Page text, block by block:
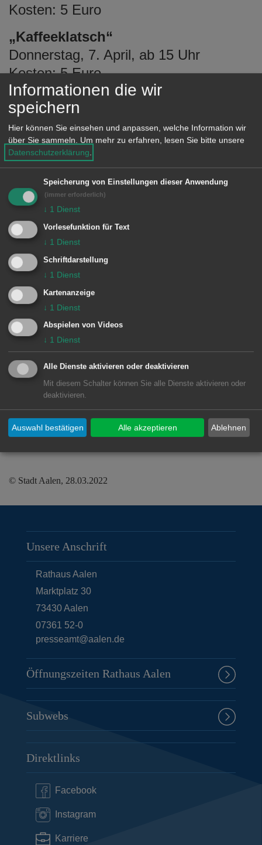
Kosten: 5 Euro
„Kaffeeklatsch“
Donnerstag, 7. April, ab 15 Uhr
Kosten: 5 Euro
„Gemeinsamer Mittagstisch“
Dienstag, 12. April, ab 12 Uhr
Kosten: 6 Euro
Spielnachmittag für Spielfreudige
jeglichen Alters
Montag, 11. April, 14 bis 16 Uhr
INFO:
Anmeldungen bis drei Tage vorher
persönlich, telefonisch unter Tel. 07361
52-2501 oder per E-Mail an
buergerspital@aalen.de
Es gilt die aktuelle Corona-
Verordnung.
Kurzfristige Änderungen möglich - Infos
erfolgen über die Tagespresse.
© Stadt Aalen, 28.03.2022
Unsere Anschrift
Rathaus Aalen
Marktplatz 30
73430Aalen
07361 52-0
presseamt@aalen.de
Öffnungszeiten Rathaus Aalen
Subwebs
Direktlinks
Facebook
Instagram
Karriere
Informationen die wir
speichern
Hier können Sie einsehen und anpassen, welche Information wir
über Sie sammeln. Um mehr zu erfahren, lesen Sie bitte unsere
Datenschutzerklärung.
Speicherung von Einstellungen dieser Anwendung
(immer erforderlich)
↓ 1 Dienst
Vorlesefunktion für Text
↓ 1 Dienst
Schriftdarstellung
↓ 1 Dienst
Kartenanzeige
↓ 1 Dienst
Abspielen von Videos
↓ 1 Dienst
Alle Dienste aktivieren oder deaktivieren
Mit diesem Schalter können Sie alle Dienste aktivieren oder
deaktivieren.
Ablehnen
Auswahl bestätigen Alle akzeptieren